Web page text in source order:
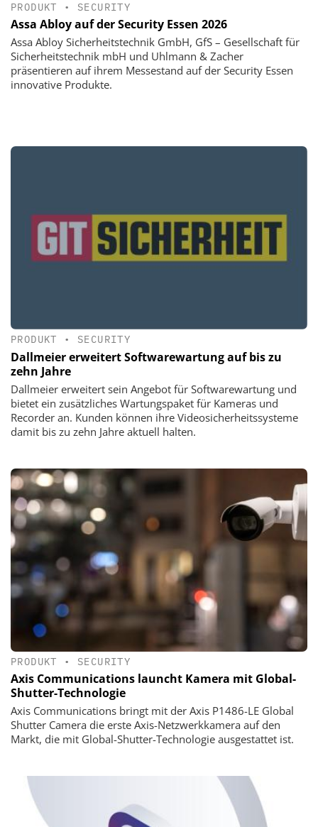
PRODUKT • SECURITY
Assa Abloy auf der Security Essen 2026
Assa Abloy Sicherheitstechnik GmbH, GfS – Gesellschaft für
Sicherheitstechnik mbH und Uhlmann & Zacher
präsentieren auf ihrem Messestand auf der Security Essen
innovative Produkte.
PRODUKT • SECURITY
Dallmeier erweitert Softwarewartung auf bis zu
zehn Jahre
Dallmeier erweitert sein Angebot für Softwarewartung und
bietet ein zusätzliches Wartungspaket für Kameras und
Recorder an. Kunden können ihre Videosicherheitssysteme
damit bis zu zehn Jahre aktuell halten.
PRODUKT • SECURITY
Axis Communications launcht Kamera mit Global-
Shutter-Technologie
Axis Communications bringt mit der Axis P1486-LE Global
Shutter Camera die erste Axis-Netzwerkkamera auf den
Markt, die mit Global-Shutter-Technologie ausgestattet ist.